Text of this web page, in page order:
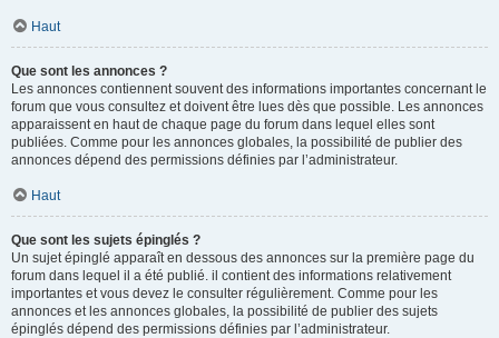
Haut
Que sont les annonces ?
Les annonces contiennent souvent des informations importantes concernant le
forum que vous consultez et doivent être lues dès que possible. Les annonces
apparaissent en haut de chaque page du forum dans lequel elles sont
publiées. Comme pour les annonces globales, la possibilité de publier des
annonces dépend des permissions définies par l’administrateur.
Haut
Que sont les sujets épinglés ?
Un sujet épinglé apparaît en dessous des annonces sur la première page du
forum dans lequel il a été publié. il contient des informations relativement
importantes et vous devez le consulter régulièrement. Comme pour les
annonces et les annonces globales, la possibilité de publier des sujets
épinglés dépend des permissions définies par l’administrateur.